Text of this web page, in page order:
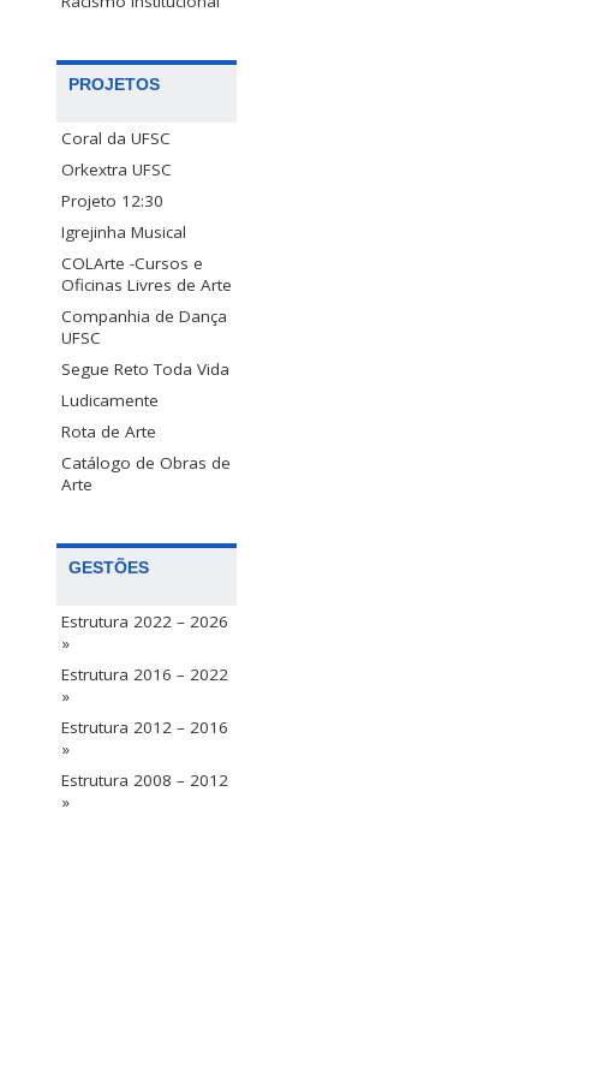
PROJETOS
Coral da UFSC
Orkextra UFSC
Projeto 12:30
Igrejinha Musical
COLArte -Cursos e
Oficinas Livres de Arte
Companhia de Dança
UFSC
Segue Reto Toda Vida
Ludicamente
Rota de Arte
Catálogo de Obras de
Arte
GESTÕES
Estrutura 2022 – 2026
»
Estrutura 2016 – 2022
»
Estrutura 2012 – 2016
»
Estrutura 2008 – 2012
»